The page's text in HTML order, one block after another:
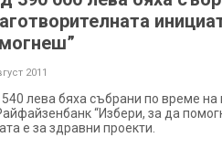
2011
лева бяха събрани по време
“Избери, за да
е за здравни проекти.